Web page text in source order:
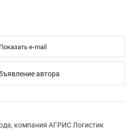
Показать e-mail
автора
компания АГРИС Логистик